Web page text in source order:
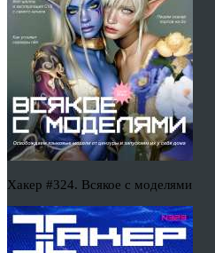
Хакер #324. Всякое с моделями